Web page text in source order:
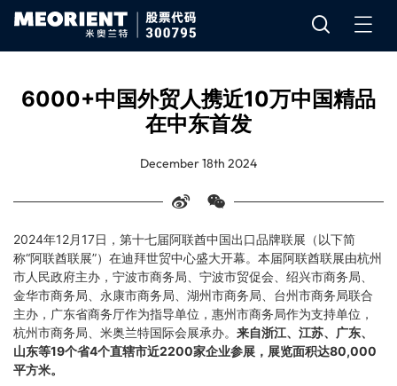
6000+中国外贸人携近10万中国精品
在中东首发
December 18th 2024
2024年12月17日，第十七届阿联酋中国出口品牌联展（以下简
称“阿联酋联展”）在迪拜世贸中心盛大开幕。本届阿联酋联展由杭州
市人民政府主办，宁波市商务局、宁波市贸促会、绍兴市商务局、
金华市商务局、永康市商务局、湖州市商务局、台州市商务局联合
主办，广东省商务厅作为指导单位，惠州市商务局作为支持单位，
杭州市商务局、 米奥兰特国际会展承办。 来自浙江、江苏、广东、
山东等19个省4个直辖市近2200家企业参展，展览面积达80,000
平方米。